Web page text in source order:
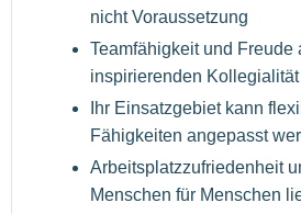
nicht Voraussetzung
Teamfähigkeit und Freude
inspirierenden Kollegialität
Ihr Einsatzgebiet kann
Fähigkeiten angepasst
Arbeitsplatzzufriedenheit
Menschen für Menschen